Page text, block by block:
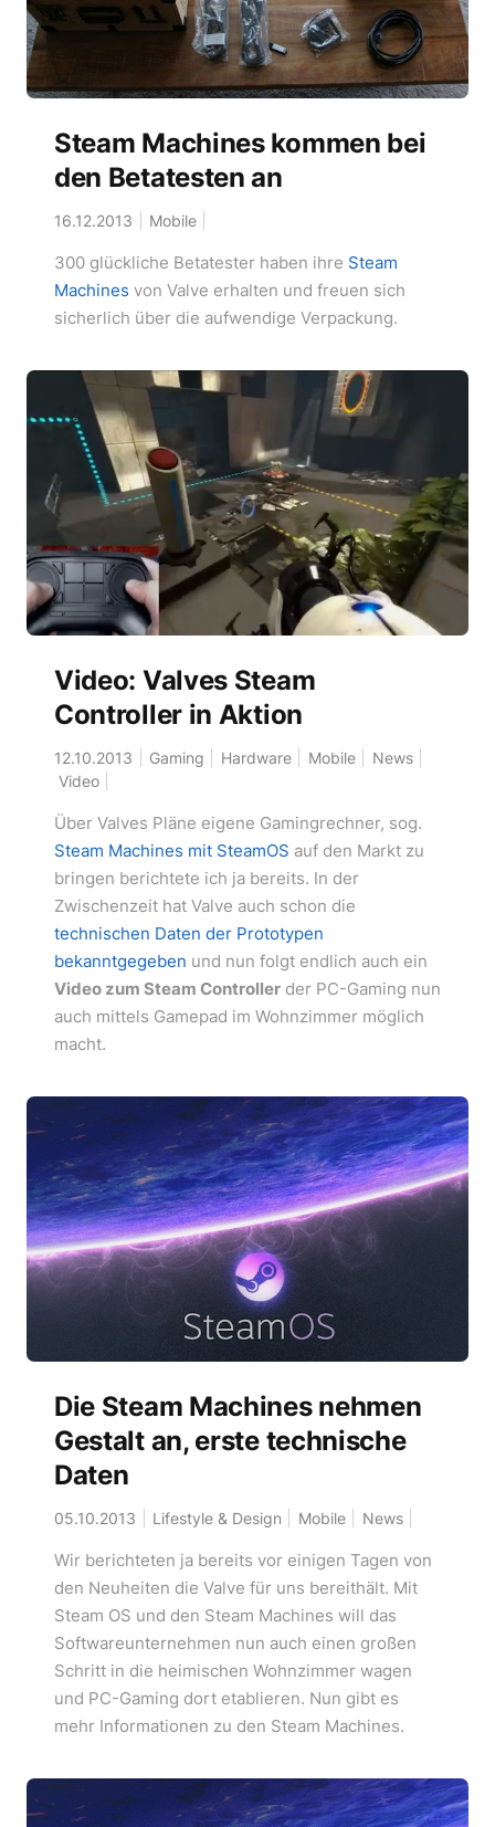
Steam Machines kommen bei
den Betatesten an
16.12.2013 Mobile
300 glückliche Betatester haben ihre Steam
Machines von Valve erhalten und freuen sich
sicherlich über die aufwendige Verpackung.
Video: Valves Steam
Controller in Aktion
12.10.2013 Gaming Hardware Mobile
News
Video
Über Valves Pläne eigene Gamingrechner, sog.
Steam Machines mit SteamOS auf den Markt zu
bringen berichtete ich ja bereits. In der
Zwischenzeit hat Valve auch schon die
technischen Daten der Prototypen
bekanntgegeben und nun folgt endlich auch ein
Video zum Steam Controllerder PC-Gaming nun
auch mittels Gamepad im Wohnzimmer möglich
macht.
Die Steam Machines nehmen
Gestalt an, erste technische
Daten
05.10.2013 Lifestyle & Design Mobile News
Wir berichteten ja bereits vor einigen Tagen von
den Neuheiten die Valve für uns bereithält. Mit
Steam OS und den Steam Machines will das
Softwareunternehmen nun auch einen großen
Schritt in die heimischen Wohnzimmer wagen
und PC-Gaming dort etablieren. Nun gibt es
mehr Informationen zu den Steam Machines.